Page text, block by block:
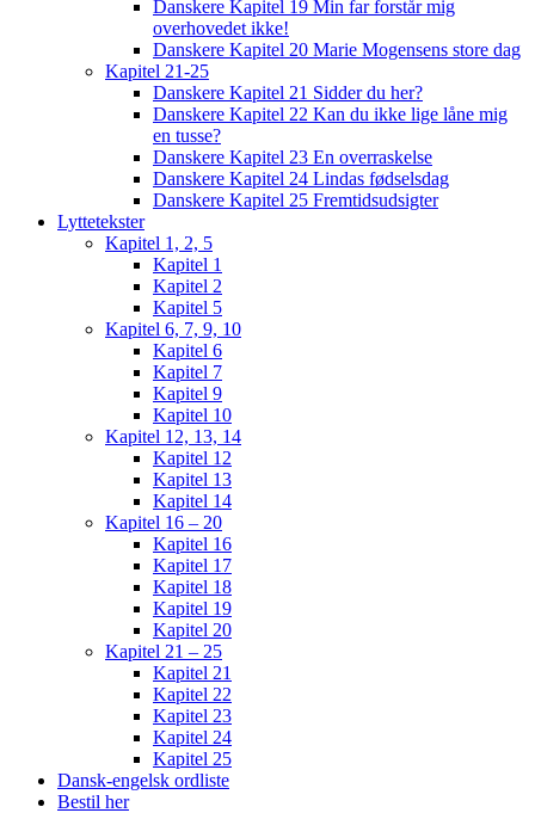
Danskere Kapitel 19 Min far forstår mig
overhovedet ikke!
Danskere Kapitel 20 Marie Mogensens store dag
Kapitel 21-25
Danskere Kapitel 21 Sidder du her?
Danskere Kapitel 22 Kan du ikke lige låne mig
en tusse?
Danskere Kapitel 23 En overraskelse
Danskere Kapitel 24 Lindas fødselsdag
Danskere Kapitel 25 Fremtidsudsigter
Lyttetekster
Kapitel 1, 2, 5
Kapitel 1
Kapitel 2
Kapitel 5
Kapitel 6, 7, 9, 10
Kapitel 6
Kapitel 7
Kapitel 9
Kapitel 10
Kapitel 12, 13, 14
Kapitel 12
Kapitel 13
Kapitel 14
Kapitel 16 – 20
Kapitel 16
Kapitel 17
Kapitel 18
Kapitel 19
Kapitel 20
Kapitel 21 – 25
Kapitel 21
Kapitel 22
Kapitel 23
Kapitel 24
Kapitel 25
Dansk-engelsk ordliste
Bestil her